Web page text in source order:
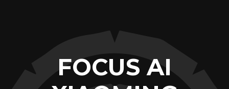
FOCUS AI